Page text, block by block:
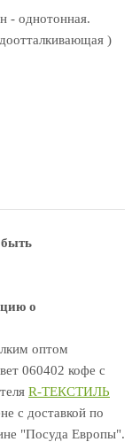
- однотонная.
)
о
оптом
060402 кофе с
R-ТЕКСТИЛЬ
с доставкой по
"Посуда Европы".